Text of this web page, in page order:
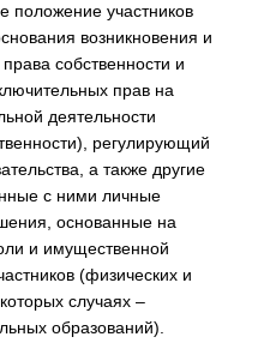
участников
возникновения и
собственности и
прав на
деятельности
регулирующий
а также другие
с ними личные
основанные на
и имущественной
(физических и
случаях –
образований).